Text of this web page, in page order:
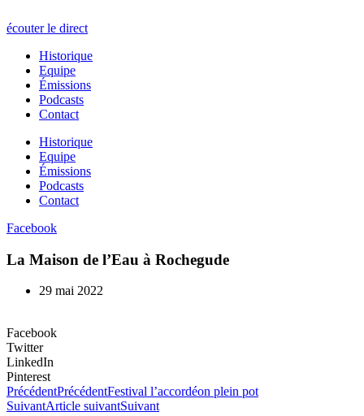
écouter le direct
Historique
Equipe
Émissions
Podcasts
Contact
Historique
Equipe
Émissions
Podcasts
Contact
Facebook
La Maison de l’Eau à Rochegude
29 mai 2022
Facebook
Twitter
LinkedIn
Pinterest
PrécédentPrécédentFestival l’accordéon plein pot
SuivantArticle suivantSuivant